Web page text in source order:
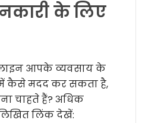
के लिए
आपके व्यवसाय के
कैसे मदद कर सकता है,
चाहते हैं? अधिक
लिंक देखें: